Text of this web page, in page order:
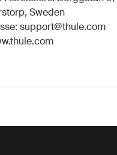
Sweden
support@thule.com